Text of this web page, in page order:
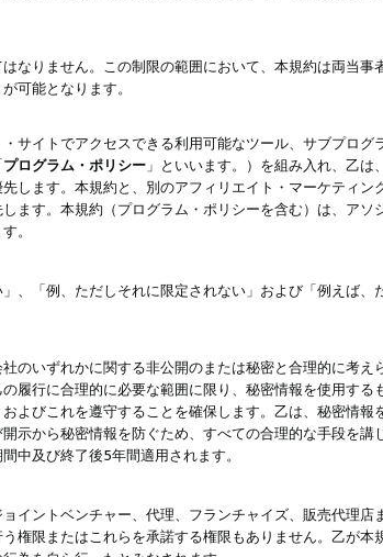
なりません。この制限の範囲において、本規約は両当事
可能となります。
イトでアクセスできる利用可能なツール、サブプログ
プログラム・ポリシー 」といいます。）を組み入れ、乙は
します。本規約と、別のアフィリエイト・マーケティン
ます。本規約（プログラム・ポリシーを含む）は、アソ
。
、「例、ただしそれに限定されない」および「例えば、
のいずれかに関する非公開のまたは秘密と合理的に考え
履行に合理的に必要な範囲に限り、秘密情報を使用する
よびこれを遵守することを確保します。乙は、秘密情報
示から秘密情報を防ぐため、すべての合理的な手段を講
中及び終了後5年間適用されます。
イントベンチャー、代理、フランチャイズ、販売代理店
権限またはこれらを承諾する権限もありません。乙が本